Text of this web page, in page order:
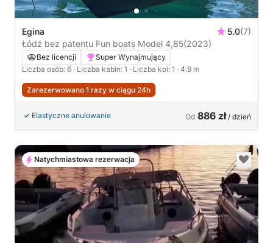
Egina 5.0(7)
Łódź bez patentu Fun boats Model 4,85(2023)
Bez licencji
Super Wynajmujący
Liczba osób: 6 · Liczba kabin: 1 · Liczba koi: 1 · 4.9 m
Zarezerwowano 1 razy w ciągu 24h
Elastyczne anulowanie Od 886 zł/ dzień
Natychmiastowa rezerwacja